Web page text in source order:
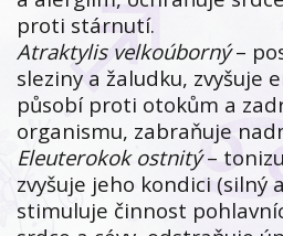
proti stárnutí.
Atraktylis velkoúborný–
sleziny a žaludku, zvyšuje
působí proti otokům a
organismu, zabraňuje
Eleuterokok ostnitý–
zvyšuje jeho kondici (silný
stimuluje činnost